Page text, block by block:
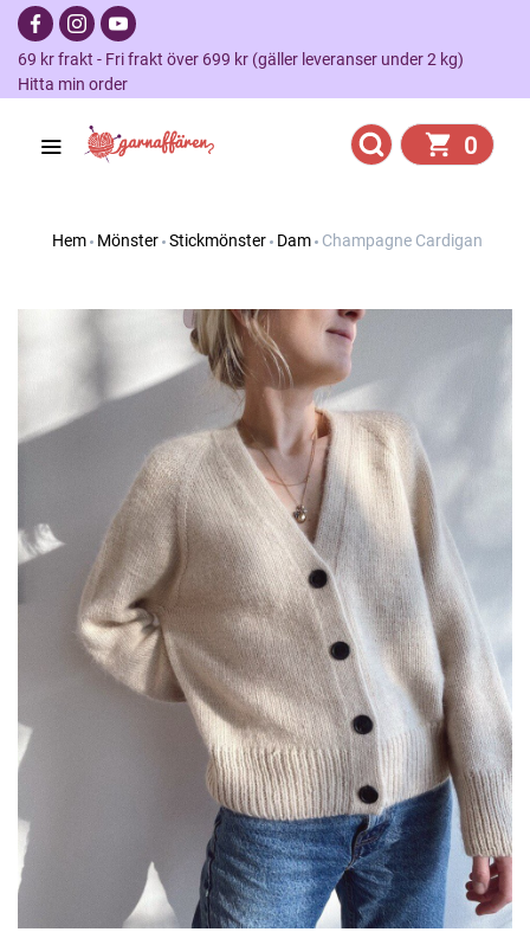
69 kr frakt - Fri frakt över 699 kr (gäller leveranser under 2 kg)
Hitta min order
0
Hem Mönster Stickmönster Dam Champagne Cardigan